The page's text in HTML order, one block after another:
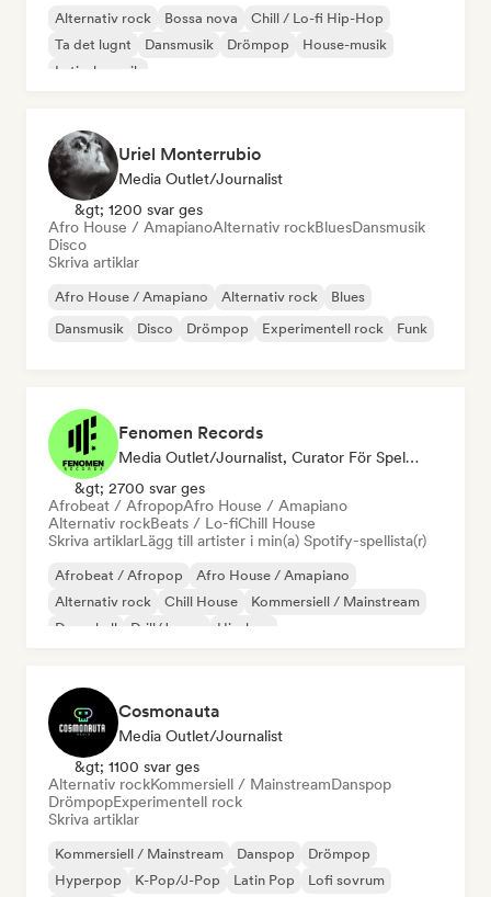
Alternativ rock Bossa nova
Chill / Lo-fi Hip-Hop
Ta det lugnt
Dansmusik Drömpop
House-musik
Latinsk musik
Uriel Monterrubio
Media Outlet/Journalist
&gt; 1200 svar ges
Afro House / AmapianoAlternativ rockBluesDansmusik
Disco
Skriva artiklar
Afro House / Amapiano Alternativ rock
Blues
Dansmusik
Disco Drömpop Experimentell rock Funk
Fenomen Records
Media Outlet/Journalist, Curator För Spellistor
&gt; 2700 svar ges
Afrobeat / AfropopAfro House / Amapiano
Alternativ rockBeats / Lo-fiChill House
Skriva artiklarLägg till artister i min(a) Spotify-spellista(r)
Afrobeat / Afropop
Afro House / Amapiano
Alternativ rock
Chill House
Kommersiell / Mainstream
Dancehall
Drill/Jersey Hip-hop
Cosmonauta
Media Outlet/Journalist
&gt; 1100 svar ges
Alternativ rockKommersiell / MainstreamDanspop
DrömpopExperimentell rock
Skriva artiklar
Kommersiell / Mainstream Danspop
Drömpop
Hyperpop
K-Pop/J-Pop Latin Pop
Lofi sovrum